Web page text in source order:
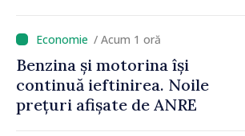
/ Acum 1 oră
Benzina și motorina își
continuă ieftinirea. Noile
prețuri afișate de ANRE